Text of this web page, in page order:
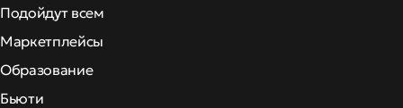
Подойдут всем
Маркетплейсы
Образование
Бьюти